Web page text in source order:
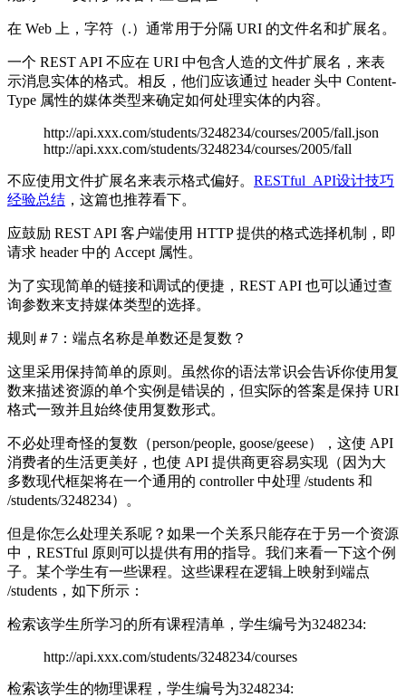
在 Web 上，字符（.）通常用于分隔 URI 的文件名和扩展名。
一个 REST API 不应在 URI 中包含人造的文件扩展名，来表
示消息实体的格式。相反，他们应该通过 header 头中 Content-
Type 属性的媒体类型来确定如何处理实体的内容。
http://api.xxx.com/students/3248234/courses/2005/fall.json
http://api.xxx.com/students/3248234/courses/2005/fall
不应使用文件扩展名来表示格式偏好。 RESTful API设计技巧
经验总结 ，这篇也推荐看下。
应鼓励 REST API 客户端使用 HTTP 提供的格式选择机制，即
请求 header 中的 Accept 属性。
为了实现简单的链接和调试的便捷，REST API 也可以通过查
询参数来支持媒体类型的选择。
规则＃7：端点名称是单数还是复数？
这里采用保持简单的原则。虽然你的语法常识会告诉你使用复
数来描述资源的单个实例是错误的，但实际的答案是保持 URI
格式一致并且始终使用复数形式。
不必处理奇怪的复数（person/people, goose/geese），这使 API
消费者的生活更美好，也使 API 提供商更容易实现（因为大
多数现代框架将在一个通用的 controller 中处理 /students 和
/students/3248234）。
但是你怎么处理关系呢？如果一个关系只能存在于另一个资源
中，RESTful 原则可以提供有用的指导。我们来看一下这个例
子。某个学生有一些课程。这些课程在逻辑上映射到端点
/students，如下所示：
检索该学生所学习的所有课程清单，学生编号为3248234:
http://api.xxx.com/students/3248234/courses
检索该学生的物理课程，学生编号为3248234: